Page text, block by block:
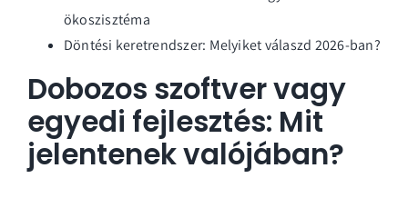
ökoszisztéma
Döntési keretrendszer: Melyiket válaszd 2026-ban?
Dobozos szoftver vagy
egyedi fejlesztés: Mit
jelentenek valójában?